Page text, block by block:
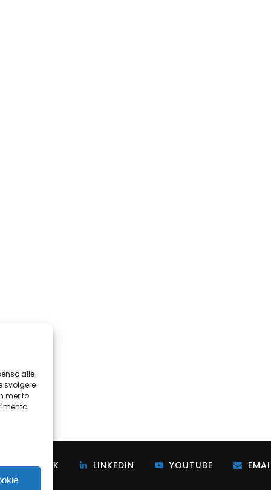
alle
svolgere
merito
FACEBOOK LINKEDIN YOUTUBE